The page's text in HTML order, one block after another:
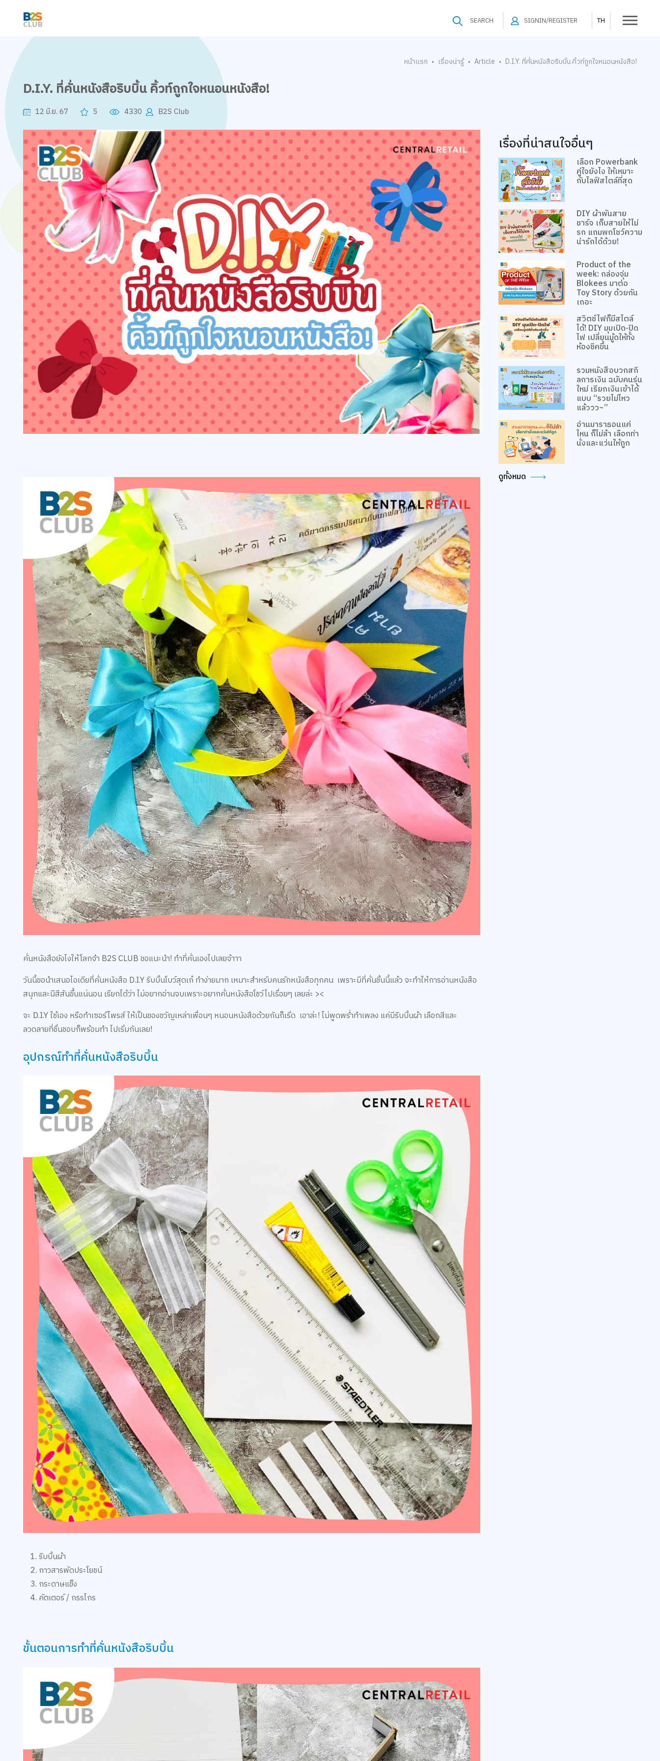
SEARCH SIGNIN/REGISTER TH
หน้าแรก • เรื่องน่ารู้ • Article • D.I.Y. ที่คั่นหนังสือริบบิ้น คิ้วท์ถูกใจหนอนหนังสือ!
D.I.Y. ที่คั่นหนังสือริบบิ้น คิ้วท์ถูกใจหนอนหนังสือ!
12 มิ.ย. 67 5 4330 B2S Club
คั่นหนังสือยังไงให้โลกจำ B2S CLUB ขอแนะนำ! ทำที่คั่นเองไปเลยจ้าาา
วันนี้ขอนำเสนอไอเดียที่คั่นหนังสือ D.I.Y ริบบิ้นโบว์สุดเก๋ ทำง่ายมาก เหมาะสําหรับคนรักหนังสือทุกคน เพราะมีที่คั่นชิ้นนี้แล้ว จะทำให้การอ่านหนังสือ
สนุกและมีสีสันขึ้นแน่นอน เรียกได้ว่า ไม่อยากอ่านจบเพราะอยากคั่นหนังสือโชว์ไปเรื่อยๆ เลยล่ะ ><
จะ D.I.Y ใช้เอง หรือทำเซอร์์ไพรส์ ให้เป็นของขวัญเหล่าเพื่อนๆ หนอนหนังสือด้วยกันก็เริ่ด เอาล่ะ! ไม่พูดพร่ำทำเพลง แค่มีริบบิ้นผ้า เลือกสีและ
ลวดลายที่ชื่นชอบก็พร้อมทำ ไปเริ่มกันเลย!
อุปกรณ์ทำที่คั่นหนังสือริบบิ้น
ริบบิ้นผ้า
กาวสารพัดประโยชน์
กระดาษแข็ง
คัตเตอร์ / กรรไกร
ขั้นตอนการทำที่คั่นหนังสือริบบิ้น
เรื่องที่น่าสนใจอื่นๆ
เลือก Powerbank
คู่ใจยังไง ให้เหมาะ
กับไลฟ์สไตล์ที่สุด
DIY ผ้าพันสาย
ชาร์จ เก็บสายให้ไม่
รก แถมพกโชว์ความ
น่ารักได้ด้วย!
Product of the
week: กล่องจุ่ม
Blokees มาต่อ
Toy Story ด้วยกัน
เถอะ
สวิตช์ไฟก็มีสไตล์
ได้! DIY มุมเปิด-ปิด
ไฟ เปลี่ยนมู้ดให้ทั้ง
ห้องชิคขึ้น
รวมหนังสือบวกสกิ
ลการเงิน ฉบับคนรุ่น
ใหม่ เรียกเงินเข้าได้
แบบ “รวยไม่ไหว
แล้ววว~”
อ่านมาราธอนแค่
ไหน ก็ไม่ล้า เลือกท่า
นั่งและแว่นให้ถูก
ดูทั้งหมด